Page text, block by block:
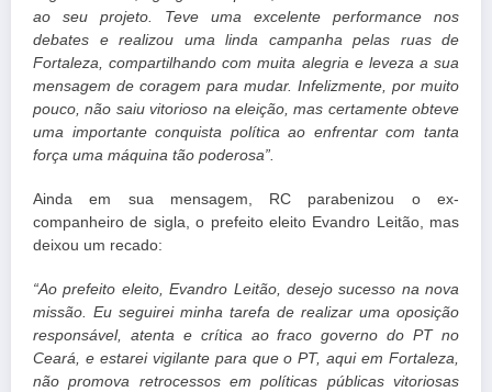
ao seu projeto. Teve uma excelente performance nos
debates e realizou uma linda campanha pelas ruas de
Fortaleza, compartilhando com muita alegria e leveza a sua
mensagem de coragem para mudar. Infelizmente, por muito
pouco, não saiu vitorioso na eleição, mas certamente obteve
uma importante conquista política ao enfrentar com tanta
força uma máquina tão poderosa”.
Ainda em sua mensagem, RC parabenizou o ex-
companheiro de sigla, o prefeito eleito Evandro Leitão, mas
deixou um recado:
“Ao prefeito eleito, Evandro Leitão, desejo sucesso na nova
missão. Eu seguirei minha tarefa de realizar uma oposição
responsável, atenta e crítica ao fraco governo do PT no
Ceará, e estarei vigilante para que o PT, aqui em Fortaleza,
não promova retrocessos em políticas públicas vitoriosas